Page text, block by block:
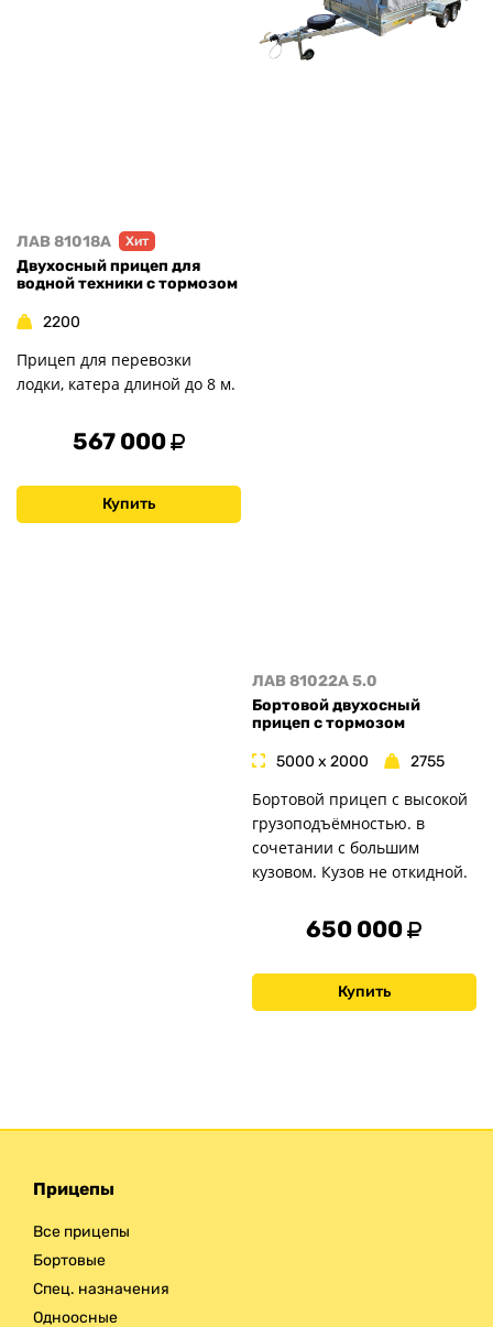
ЛАВ 81018A Хит
Двухосный прицеп для
водной техники с тормозом
2200
Прицеп для перевозки
лодки, катера длиной до 8 м.
567 000
Купить
ЛАВ 81022A 5.0
Бортовой двухосный
прицеп с тормозом
5000 x 2000 2755
Бортовой прицеп с высокой
грузоподъёмностью. в
сочетании с большим
кузовом. Кузов не откидной.
650 000
Купить
Прицепы
Все прицепы
Бортовые
Спец. назначения
Одноосные